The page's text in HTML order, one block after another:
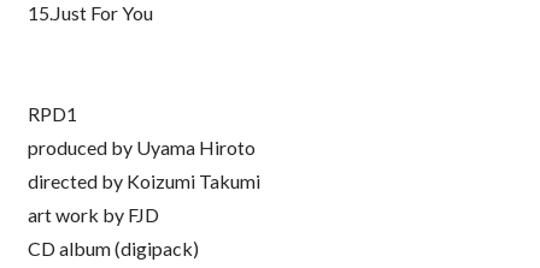
15.Just For You
RPD1
produced by Uyama Hiroto
directed by Koizumi Takumi
art work by FJD
CD album (digipack)